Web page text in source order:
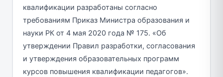
квалификации разработаны согласно
требованиям Приказ Министра образования и
науки РК от 4 мая 2020 года № 175. «Об
утверждении Правил разработки, согласования
и утверждения образовательных программ
курсов повышения квалификации педагогов».